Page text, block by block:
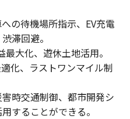
の待機場所指示、EV充電
滞回避。
大化、遊休土地活用。
化、ラストワンマイル制
時交通制御、都市開発シ
することができる。